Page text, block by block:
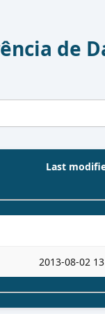
de
Last
2013-08-02